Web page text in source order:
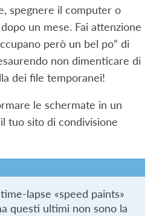
spegnere il computer o
un mese. Fai attenzione
però un bel po” di
non dimenticare di
dei file temporanei!
le schermate in un
tuo sito di condivisione
lapse «speed paints»
questi ultimi non sono la